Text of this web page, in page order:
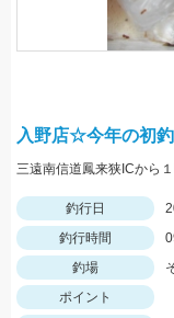
入野店☆今年の初
釣行日
釣行時間
釣場
ポイント